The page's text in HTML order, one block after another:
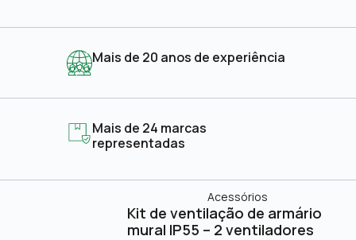
Mais de 20 anos de experiência
Mais de 24 marcas
representadas
Acessórios
Kit de ventilação de armário
mural IP55 – 2 ventiladores